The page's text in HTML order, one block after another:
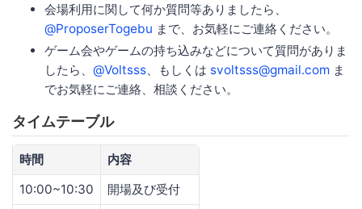
会場利用に関して何か質問等ありましたら、
@ProposerTogebu まで、お気軽にご連絡ください。
ゲーム会やゲームの持ち込みなどについて質問がありま
したら、 @Voltsss 、もしくは svoltsss@gmail.com ま
でお気軽にご連絡、相談ください。
タイムテーブル
時間
内容
10:00~10:30
開場及び受付